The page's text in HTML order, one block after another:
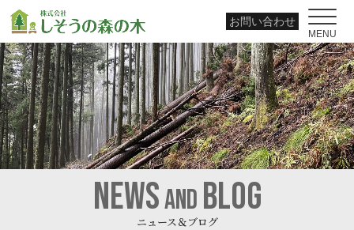
お問い合わせ
MENU
newsand blog
ニュース＆ブログ